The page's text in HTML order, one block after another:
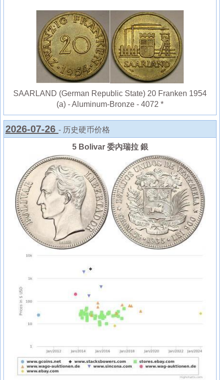
SAARLAND (German Republic State) 20 Franken 1954
(a) - Aluminum-Bronze - 4072 *
2026-07-26 - 历史硬币价格
5 Bolivar 委內瑞拉 銀